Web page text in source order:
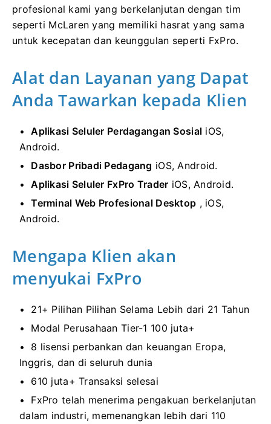
profesional kami yang berkelanjutan dengan tim
seperti McLaren yang memiliki hasrat yang sama
untuk kecepatan dan keunggulan seperti FxPro.
Alat dan Layanan yang Dapat
Anda Tawarkan kepada Klien
Aplikasi Seluler Perdagangan Sosial iOS,
Android.
Dasbor Pribadi Pedagang iOS, Android.
Aplikasi Seluler FxPro Trader iOS, Android.
Terminal Web Profesional Desktop , iOS,
Android.
Mengapa Klien akan
menyukai FxPro
21+ Pilihan Pilihan Selama Lebih dari 21 Tahun
Modal Perusahaan Tier-1 100 juta+
8 lisensi perbankan dan keuangan Eropa,
Inggris, dan di seluruh dunia
610 juta+ Transaksi selesai
FxPro telah menerima pengakuan berkelanjutan
dalam industri, memenangkan lebih dari 110